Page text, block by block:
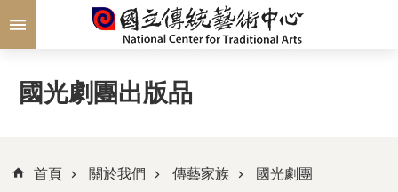
跳到主要內容區塊
國光劇團出版品
首頁 關於我們 傳藝家族 國光劇團